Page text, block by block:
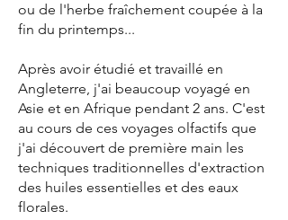
ou de l'herbe fraîchement coupée à la
fin du printemps...
Après avoir étudié et travaillé en
Angleterre, j'ai beaucoup voyagé en
Asie et en Afrique pendant 2 ans. C'est
au cours de ces voyages olfactifs que
j'ai découvert de première main les
techniques traditionnelles d'extraction
des huiles essentielles et des eaux
florales.